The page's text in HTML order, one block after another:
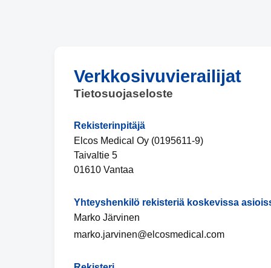
Verkkosivuvierailijat
Tietosuojaseloste
Rekisterinpitäjä
Elcos Medical Oy (0195611-9)
Taivaltie 5
01610 Vantaa
Yhteyshenkilö rekisteriä koskevissa
Marko Järvinen
marko.jarvinen@elcosmedical.com